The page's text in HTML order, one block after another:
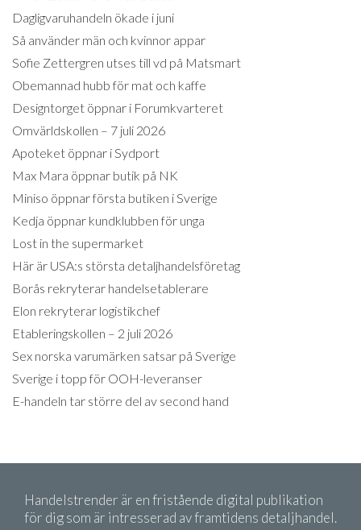
Dagligvaruhandeln ökade i juni
Så använder män och kvinnor appar
Sofie Zettergren utses till vd på Matsmart
Obemannad hubb för mat och kaffe
Designtorget öppnar i Forumkvarteret
Omvärldskollen – 7 juli 2026
Apoteket öppnar i Sydport
Max Mara öppnar butik på NK
Miniso öppnar första butiken i Sverige
Kedja öppnar kundklubben för unga
Lost in the supermarket
Här är USA:s största detaljhandelsföretag
Borås rekryterar handelsetablerare
Elon rekryterar logistikchef
Etableringskollen – 2 juli 2026
Sex norska varumärken satsar på Sverige
Sverige i topp för OOH-leveranser
E-handeln tar större del av second hand
Handelstrender är en fristående digital publikation
för dig som är intresserad av framtidens detaljhandel.